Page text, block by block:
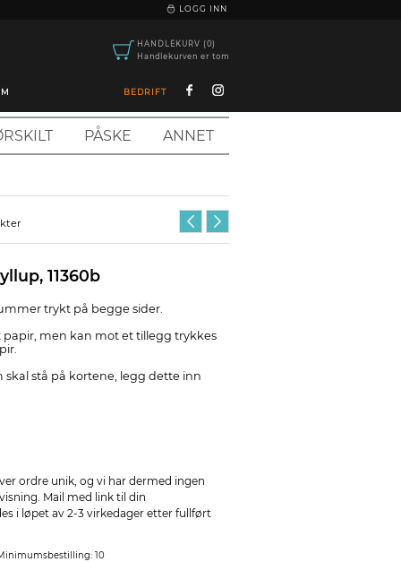
LOGG INN
HANDLEKURV (0)
Handlekurven er tom
BEDRIFT
PÅSKE ANNET
11360b
trykt på begge sider.
papir, men kan mot et tillegg trykkes
skal stå på kortene, legg dette inn
ordre unik, og vi har dermed ingen
Mail med link til din
i løpet av 2-3 virkedager etter fullført
10